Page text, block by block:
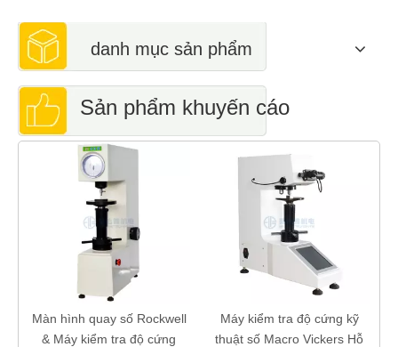
danh mục sản phẩm
Sản phẩm khuyến cáo
Màn hình quay số Rockwell
& Máy kiểm tra độ cứng
Máy kiểm tra độ cứng kỹ
thuật số Macro Vickers Hỗ